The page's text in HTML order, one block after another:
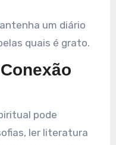
um diário
quais é grato.
pode
ler literatura